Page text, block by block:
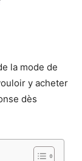
la mode de
y acheter
dès